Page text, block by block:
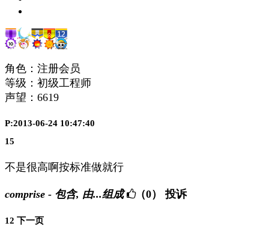
角色：注册会员
等级：初级工程师
声望： 6619
P:2013-06-24 10:47:40
15
不是很高啊按标准做就行
comprise - 包含, 由...组成 （0） 投诉
12 下一页